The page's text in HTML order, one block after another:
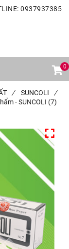
0937937385
0
/ SUNCOLI
/
- SUNCOLI (7)